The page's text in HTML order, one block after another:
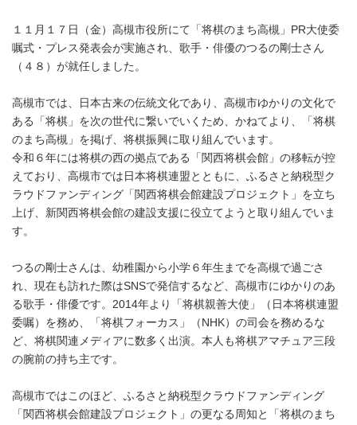
１１月１７日（金）高槻市役所にて「将棋のまち高槻」PR大使委
嘱式・プレス発表会が実施され、歌手・俳優のつるの剛士さん
（４８）が就任しました。
高槻市では、日本古来の伝統文化であり、高槻市ゆかりの文化で
ある「将棋」を次の世代に繋いでいくため、かねてより、「将棋
のまち高槻」を掲げ、将棋振興に取り組んでいます。
令和６年には将棋の西の拠点である「関西将棋会館」の移転が控
えており、高槻市では日本将棋連盟とともに、ふるさと納税型ク
ラウドファンディング「関西将棋会館建設プロジェクト」を立ち
上げ、新関西将棋会館の建設支援に役立てようと取り組んでいま
す。
つるの剛士さんは、幼稚園から小学６年生までを高槻で過ごさ
れ、現在も訪れた際はSNSで発信するなど、高槻市にゆかりのあ
る歌手・俳優です。2014年より「将棋親善大使」（日本将棋連盟
委嘱）を務め、「将棋フォーカス」（NHK）の司会を務めるな
ど、将棋関連メディアに数多く出演。本人も将棋アマチュア三段
の腕前の持ち主です。
高槻市ではこのほど、ふるさと納税型クラウドファンディング
「関西将棋会館建設プロジェクト」の更なる周知と「将棋のまち